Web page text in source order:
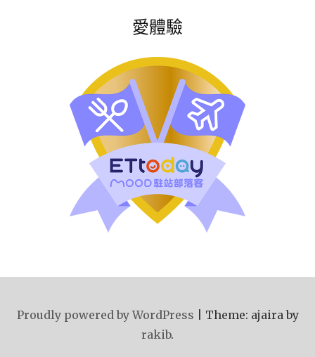
愛體驗
Proudly powered by WordPress
Theme: ajaira by
rakib.